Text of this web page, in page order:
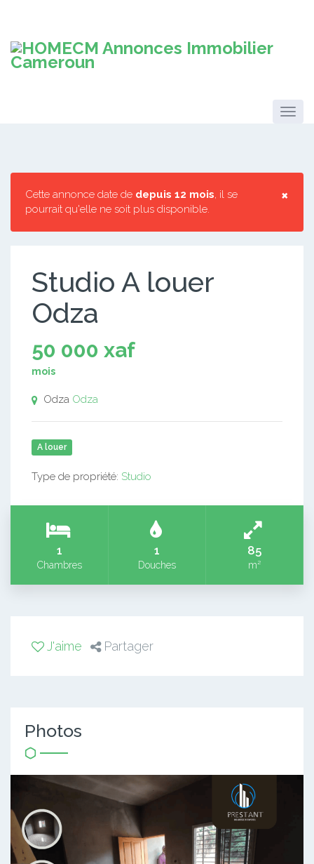
×
Cette annonce date de depuis 12 mois, il se
pourrait qu'elle ne soit plus disponible.
Studio A louer
Odza
50 000 xaf
mois
Odza Odza
A louer
Type de propriété: Studio
1
Chambres
1
Douches
85
m²
J'aime Partager
Photos